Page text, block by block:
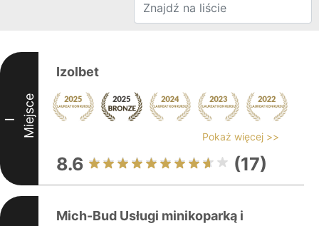
I Miejsce
Izolbet
Pokaż więcej >>
8.6 (17)
Mich-Bud Usługi minikoparką i